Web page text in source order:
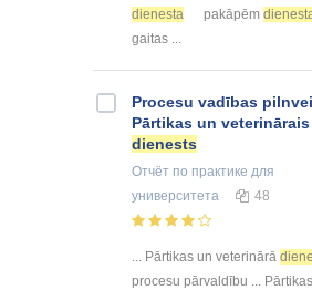
dienesta
pakāpēm
gaitas ...
Procesu vadības
Pārtikas un veterinārais
dienests
Отчёт по практике для
университета
48
... Pārtikas un veterinārā
procesu pārvaldību ...